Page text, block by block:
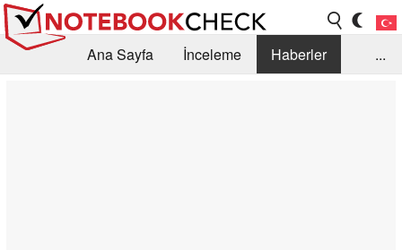
Ana Sayfa İnceleme
Haberler
...